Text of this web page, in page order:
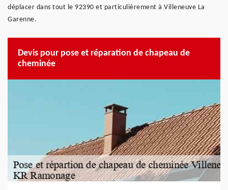
déplacer dans tout le 92390 et particulièrement à Villeneuve La
Garenne.
Devis pour pose et réparation de chapeau de
cheminée